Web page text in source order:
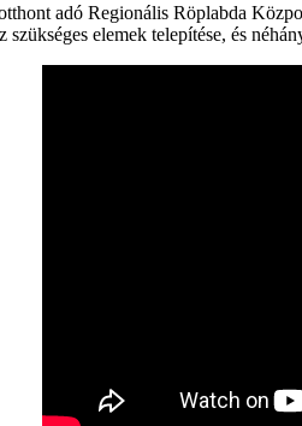
adó Regionális Röplabda
elemek telepítése, és